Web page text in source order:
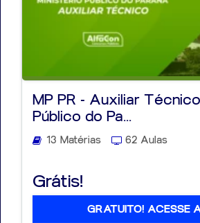
MP PR - Auxiliar
Público do Pa...
13 Matérias 62 Aulas
Grátis!
GRATUITO! ACESSE